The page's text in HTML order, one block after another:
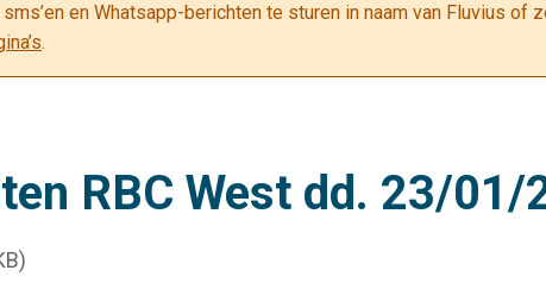
en Whatsapp-berichten te sturen in naam van Fluvius of
.
RBC West dd. 23/01/